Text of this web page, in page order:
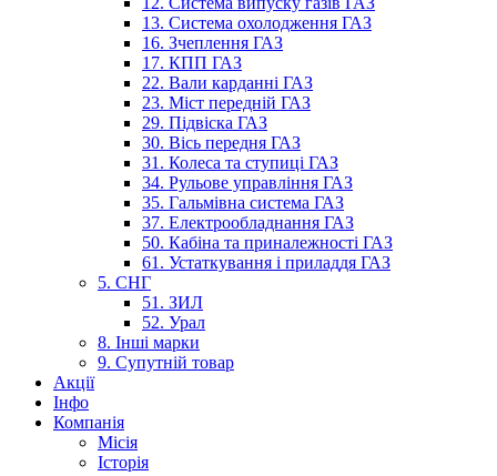
13. Система охолодження ГАЗ
16. Зчеплення ГАЗ
17. КПП ГАЗ
22. Вали карданні ГАЗ
23. Міст передній ГАЗ
29. Підвіска ГАЗ
30. Вісь передня ГАЗ
31. Колеса та ступиці ГАЗ
34. Рульове управління ГАЗ
35. Гальмівна система ГАЗ
37. Електрообладнання ГАЗ
50. Кабіна та приналежності ГАЗ
61. Устаткування і приладдя ГАЗ
5. СНГ
51. ЗИЛ
52. Урал
8. Інші марки
9. Супутній товар
Акції
Інфо
Компанія
Місія
Історія